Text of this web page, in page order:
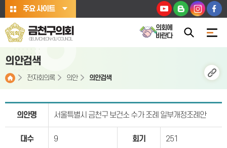
본문바로가기주요 사이트
금천구의회
GEUMCHEON-GU COUNCIL
의회에
바란다
의안검색
전자회의록 의안 의안검색
의안명 서울특별시 금천구 보건소 수가 조례 일부개정조례안
대수 9 회기 251